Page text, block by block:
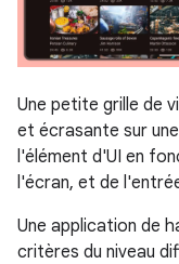
Une petite grille de
et écrasante sur
l'élément d'UI en
l'écran, et de
Une application de
critères du niveau